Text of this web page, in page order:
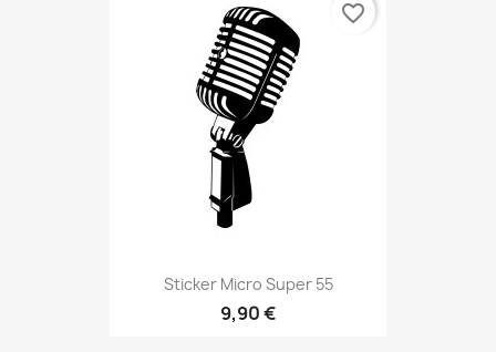
Sticker Micro Super 55
9,90 €
favorite_border